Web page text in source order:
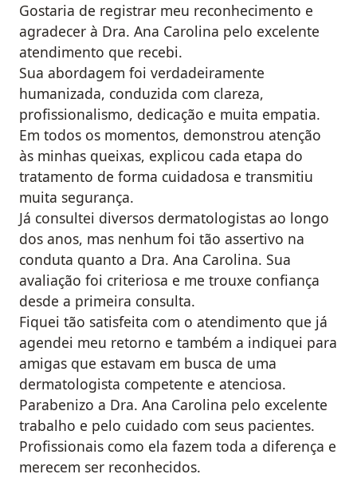
Gostaria de registrar meu reconhecimento e
agradecer à Dra. Ana Carolina pelo excelente
atendimento que recebi.
Sua abordagem foi verdadeiramente
humanizada, conduzida com clareza,
profissionalismo, dedicação e muita empatia.
Em todos os momentos, demonstrou atenção
às minhas queixas, explicou cada etapa do
tratamento de forma cuidadosa e transmitiu
muita segurança.
Já consultei diversos dermatologistas ao longo
dos anos, mas nenhum foi tão assertivo na
conduta quanto a Dra. Ana Carolina. Sua
avaliação foi criteriosa e me trouxe confiança
desde a primeira consulta.
Fiquei tão satisfeita com o atendimento que já
agendei meu retorno e também a indiquei para
amigas que estavam em busca de uma
dermatologista competente e atenciosa.
Parabenizo a Dra. Ana Carolina pelo excelente
trabalho e pelo cuidado com seus pacientes.
Profissionais como ela fazem toda a diferença e
merecem ser reconhecidos.